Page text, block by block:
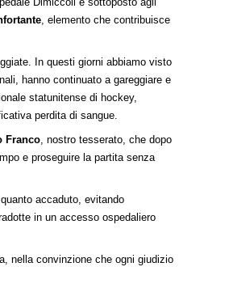
, elemento che contribuisce
In questi giorni abbiamo visto
hanno continuato a gareggiare e
statunitense di hockey,
perdita di sangue.
Franco, nostro tesserato, che dopo
e proseguire la partita senza
accaduto, evitando
in un accesso ospedaliero
nella convinzione che ogni giudizio